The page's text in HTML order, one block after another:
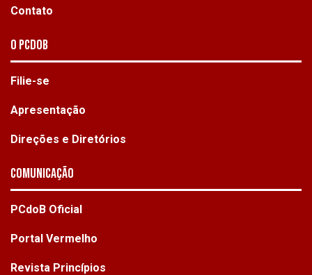
Contato
O PCdoB
Filie-se
Apresentação
Direções e Diretórios
Comunicação
PCdoB Oficial
Portal Vermelho
Revista Princípios